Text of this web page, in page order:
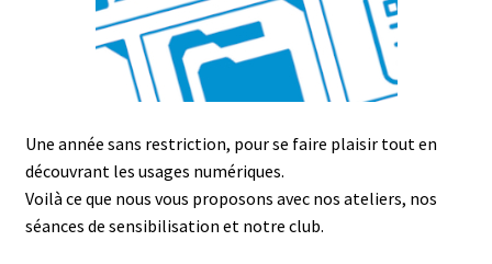
Une année sans restriction, pour se faire plaisir tout en
découvrant les usages numériques.
Voilà ce que nous vous proposons avec nos ateliers, nos
séances de sensibilisation et notre club.